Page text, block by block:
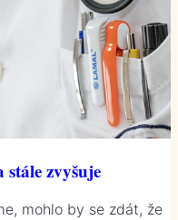
zvyšuje
mohlo by se zdát, že